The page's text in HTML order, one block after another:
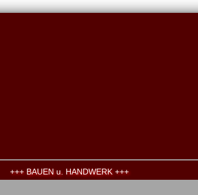
+++ BAUEN u. HANDWERK +++